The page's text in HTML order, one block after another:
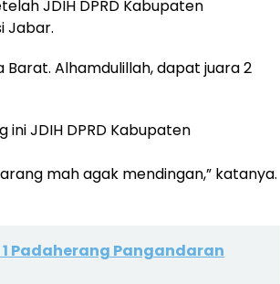
JDIH DPRD Kabupaten
Jabar.
Barat. Alhamdulillah, dapat juara 2
JDIH DPRD Kabupaten
mah agak mendingan,” katanya.
1 Padaherang Pangandaran